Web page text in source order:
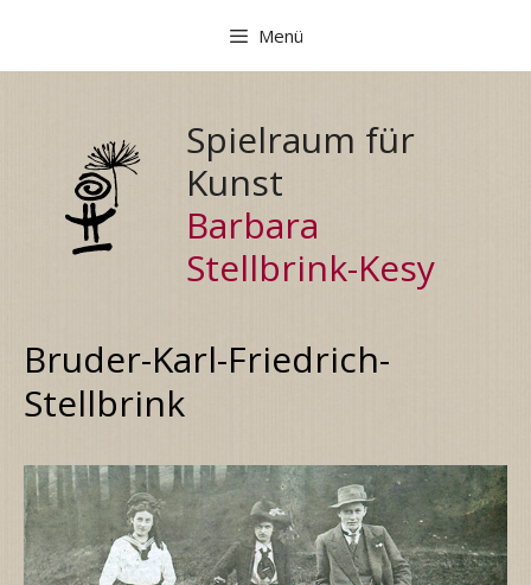
springen
Menü
Spielraum für
Kunst
Barbara
Stellbrink-Kesy
Bruder-Karl-Friedrich-
Stellbrink